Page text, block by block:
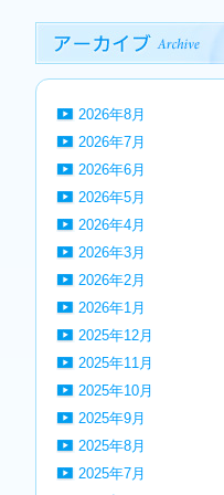
2026年8月
2026年7月
2026年6月
2026年5月
2026年4月
2026年3月
2026年2月
2026年1月
2025年12月
2025年11月
2025年10月
2025年9月
2025年8月
2025年7月